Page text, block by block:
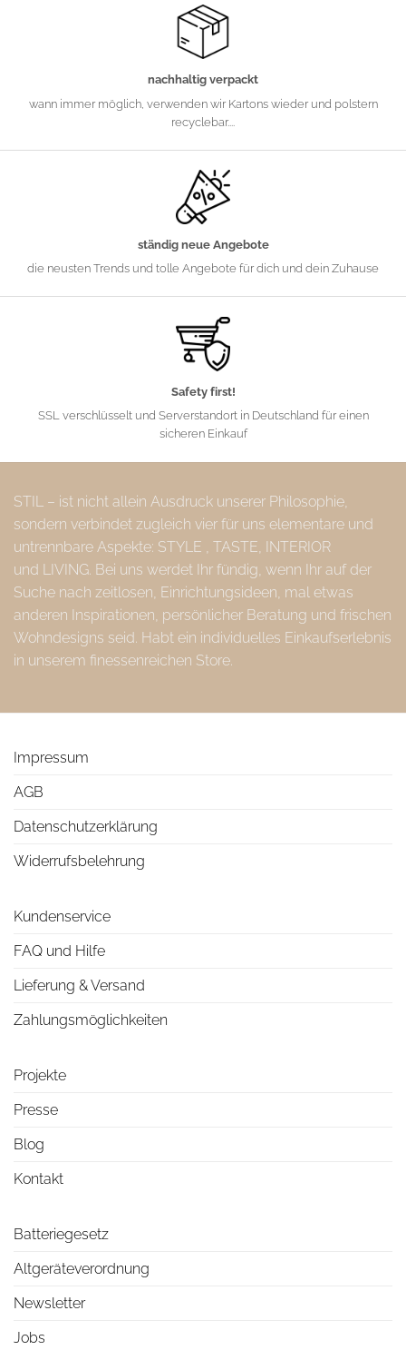
nachhaltig verpackt
wann immer möglich, verwenden wir Kartons wieder und polstern
recyclebar....
ständig neue Angebote
die neusten Trends und tolle Angebote für dich und dein Zuhause
Safety first!
SSL verschlüsselt und Serverstandort in Deutschland für einen
sicheren Einkauf
STIL – ist nicht allein Ausdruck unserer Philosophie,
sondern verbindet zugleich vier für uns elementare und
untrennbare Aspekte: STYLE , TASTE, INTERIOR
und LIVING. Bei uns werdet Ihr fündig, wenn Ihr auf der
Suche nach zeitlosen, Einrichtungsideen, mal etwas
anderen Inspirationen, persönlicher Beratung und frischen
Wohndesigns seid. Habt ein individuelles Einkaufserlebnis
in unserem finessenreichen Store.
Impressum
AGB
Datenschutzerklärung
Widerrufsbelehrung
Kundenservice
FAQ und Hilfe
Lieferung & Versand
Zahlungsmöglichkeiten
Projekte
Presse
Blog
Kontakt
Batteriegesetz
Altgeräteverordnung
Newsletter
Jobs